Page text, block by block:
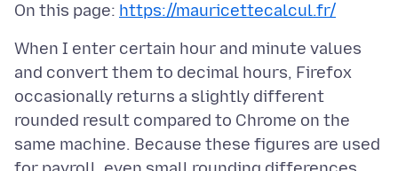
On this page: https://mauricettecalcul.fr/
When I enter certain hour and minute values
and convert them to decimal hours, Firefox
occasionally returns a slightly different
rounded result compared to Chrome on the
same machine. Because these figures are used